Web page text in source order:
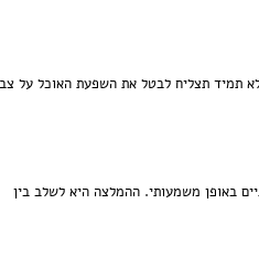
תמיד תצליח לבטל את השפעת האוכל על
באופן משמעותי. ההמלצה היא לשלב בין